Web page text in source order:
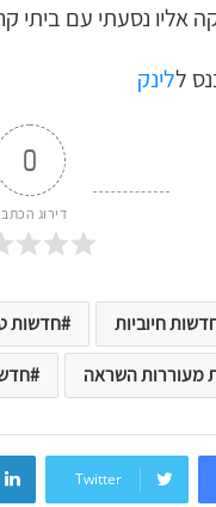
אליו נסעתי עם ביתי
ללינק
0
דירוג
חיוביות חדשות
מעוררות השראה
Twitter